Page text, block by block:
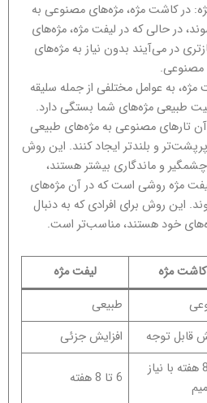
در کاشت مژه، مژه‌های مصنوعی به
در حالی که در لیفت مژه، مژه‌های
در می‌آیند بدون نیاز به مژه‌های
مصنوعی.
به عوامل مختلفی از جمله سلیقه
مژه‌های شما بستگی دارد.
تارهای مصنوعی به مژه‌های طبیعی
و بلندتر ایجاد کنند. این روش
چشمگیر و ماندگاری بیشتر هستند،
مژه روشی است که در آن مژه‌های
این روش برای افرادی که به دنبال
خود هستند، مناسب‌تر است.
کاشت مژه
لیفت مژه
طبیعی
قابل توجه افزایش جزئی
4 تا 8 هفته با نیاز
6 تا 8 هفته